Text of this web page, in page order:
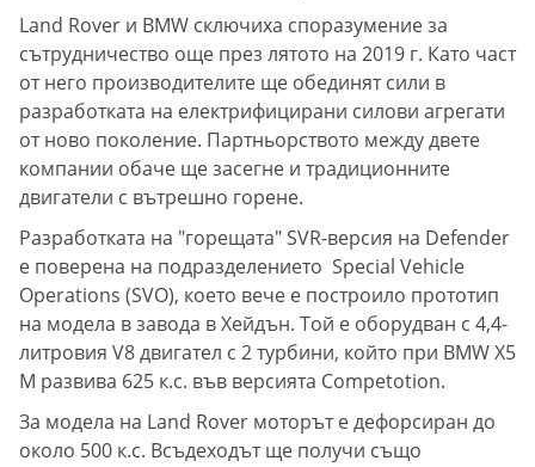
Land Rover и BMW сключиха споразумение за
сътрудничество още през лятото на 2019 г. Като част
от него производителите ще обединят сили в
разработката на електрифицирани силови агрегати
от ново поколение. Партньорството между двете
компании обаче ще засегне и традиционните
двигатели с вътрешно горене.
Разработката на "горещата" SVR-версия на Defender
е поверена на подразделението Special Vehicle
Operations (SVO), което вече е построило прототип
на модела в завода в Хейдън. Той е оборудван с 4,4-
литровия V8 двигател с 2 турбини, който при BMW X5
M развива 625 к.с. във версията Competotion.
За модела на Land Rover моторът е дефорсиран до
около 500 к.с. Всъдеходът ще получи също